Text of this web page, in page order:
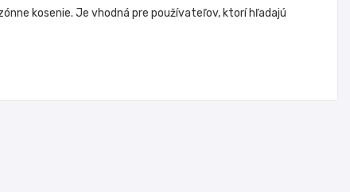
kosenie. Je vhodná pre používateľov, ktorí hľadajú